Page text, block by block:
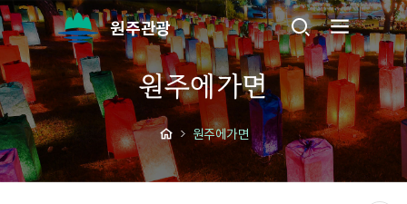
원주관광
원주에가면
원주에가면